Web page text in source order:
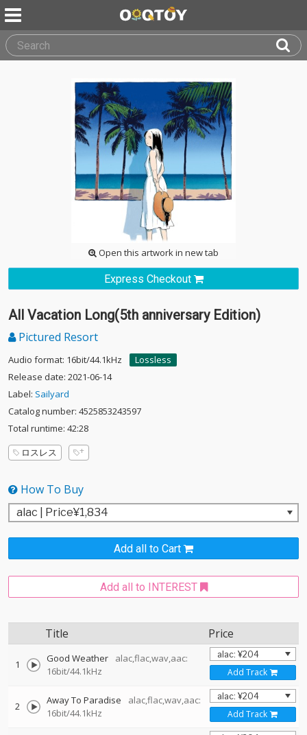
Open this artwork in new tab
Express Checkout
All Vacation Long(5th anniversary Edition)
Pictured Resort
Audio format: 16bit/44.1kHz
Lossless
Release date: 2021-06-14
Label: Sailyard
Catalog number: 4525853243597
Total runtime: 42:28
ロスレス
How To Buy
Add all to Cart
Add all to INTEREST
Title Price
1 Good Weather
alac,flac,wav,aac:
16bit/44.1kHz
Add Track
2 Away To Paradise
alac,flac,wav,aac:
16bit/44.1kHz
Add Track